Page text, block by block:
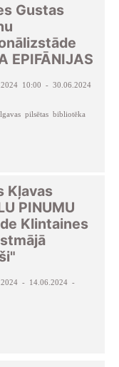
Gustas
EPIFĀNIJAS
10:00 - 30.06.2024
pilsētas bibliotēka
Kļavas
PINUMU
Klintaines
- 14.06.2024 -